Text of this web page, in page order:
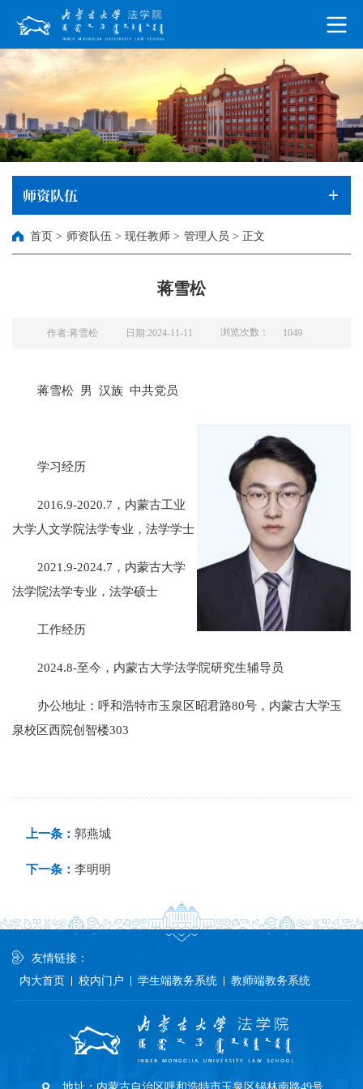
师资队伍
首页 > 师资队伍 > 现任教师 > 管理人员 > 正文
蒋雪松
作者:蒋雪松 日期:2024-11-11 浏览次数： 1049
蒋雪松 男 汉族 中共党员
学习经历
2016.9-2020.7，内蒙古工业
大学人文学院法学专业，法学学士
2021.9-2024.7，内蒙古大学
法学院法学专业，法学硕士
工作经历
2024.8-至今，内蒙古大学法学院研究生辅导员
办公地址：呼和浩特市玉泉区昭君路80号，内蒙古大学玉
泉校区西院创智楼303
上一条： 郭燕城
下一条： 李明明
友情链接：
内大首页
校内门户 学生端教务系统 教师端教务系统